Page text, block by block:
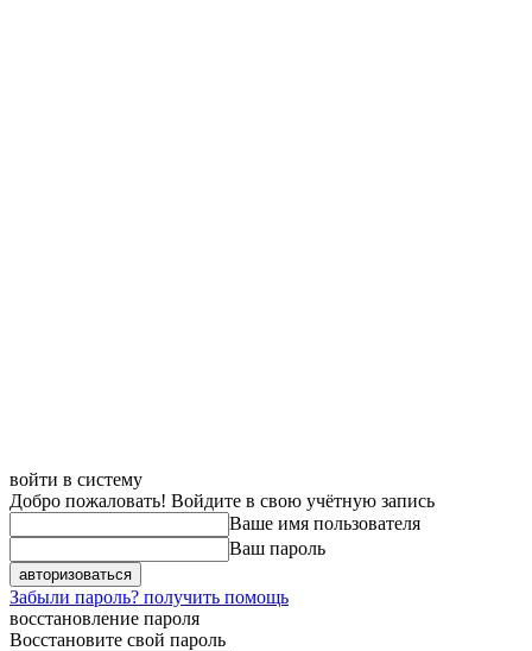
войти в систему
Добро пожаловать! Войдите в свою учётную запись
Ваше имя пользователя
Ваш пароль
Забыли пароль? получить помощь
восстановление пароля
Восстановите свой пароль